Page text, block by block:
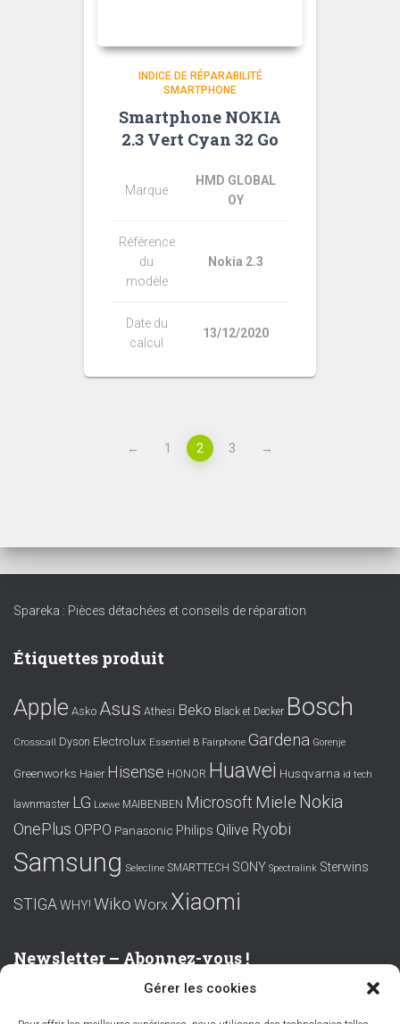
Gérer les cookies
INDICE DE RÉPARABILITÉ
SMARTPHONE
Smartphone NOKIA
2.3 Vert Cyan 32 Go
Marque
HMD GLOBAL
OY
Référence
du
modèle
Nokia 2.3
Date du
calcul
13/12/2020
← 1 2 3 →
Spareka : Pièces détachées et conseils de réparation
Étiquettes produit
Apple Asko Asus Athesi Beko Black et Decker Bosch
Crosscall Dyson Electrolux Essentiel B Fairphone Gardena Gorenje
Greenworks Haier Hisense HONOR Huawei Husqvarna id tech
lawnmaster LG Loewe MAIBENBEN Microsoft Miele Nokia
OnePlus OPPO Panasonic Philips Qilive Ryobi
Samsung Selecline SMARTTECH SONY Spectralink Sterwins
STIGAWHY! Wiko Worx Xiaomi
Newsletter – Abonnez-vous !
Prénom ou nom complet